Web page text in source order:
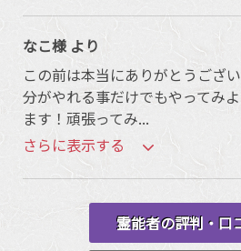
なこ様 より
この前は本当にありがとうござ
分がやれる事だけでもやってみ
ます！頑張ってみ...
さらに表示する
霊能者の評判・口